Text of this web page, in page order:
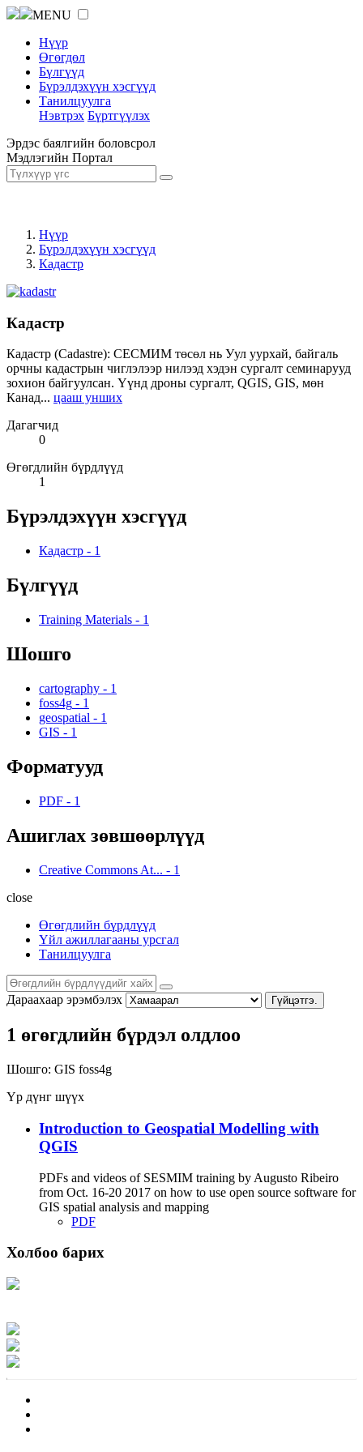
MENU
Нүүр
Өгөгдөл
Бүлгүүд
Бүрэлдэхүүн хэсгүүд
Танилцуулга
Нэвтрэх Бүртгүүлэх
Эрдэс баялгийн боловсрол
Мэдлэгийн Портал
Нүүр
Бүрэлдэхүүн хэсгүүд
Кадастр
Кадастр
Кадастр (Cadastre): СЕСМИМ төсөл нь Уул уурхай, байгаль
орчны кадастрын чиглэлээр нилээд хэдэн сургалт семинарууд
зохион байгуулсан. Үүнд дроны сургалт, QGIS, GIS, мөн
Канад... цааш унших
Дагагчид
0
Өгөгдлийн бүрдлүүд
1
Бүрэлдэхүүн хэсгүүд
Кадастр - 1
Бүлгүүд
Training Materials - 1
Шошго
cartography - 1
foss4g - 1
geospatial - 1
GIS - 1
Форматууд
PDF - 1
Ашиглах зөвшөөрлүүд
Creative Commons At... - 1
close
Өгөгдлийн бүрдлүүд
Үйл ажиллагааны урсгал
Танилцуулга
Дараахаар эрэмбэлэх Гүйцэтгэ.
1 өгөгдлийн бүрдэл олдлоо
Шошго: GIS foss4g
Үр дүнг шүүх
Introduction to Geospatial Modelling with
QGIS
PDFs and videos of SESMIM training by Augusto Ribeiro
from Oct. 16-20 2017 on how to use open source software for
GIS spatial analysis and mapping
PDF
Холбоо барих